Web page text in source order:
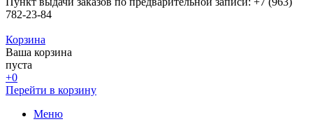
782-23-84
Корзина
Ваша корзина
пуста
+0
Перейти в корзину
Меню